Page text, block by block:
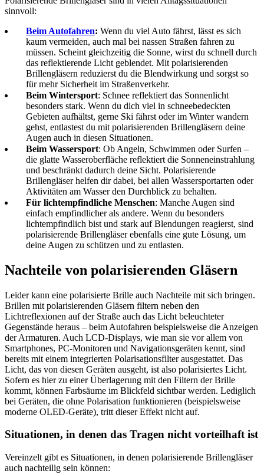
sinnvoll:
Beim Autofahren: Wenn du viel Auto fährst, lässt es sich
kaum vermeiden, auch mal bei nassen Straßen fahren zu
müssen. Scheint gleichzeitig die Sonne, wirst du schnell durch
das reflektierende Licht geblendet. Mit polarisierenden
Brillengläsern reduzierst du die Blendwirkung und sorgst so
für mehr Sicherheit im Straßenverkehr.
Beim Wintersport: Schnee reflektiert das Sonnenlicht
besonders stark. Wenn du dich viel in schneebedeckten
Gebieten aufhältst, gerne Ski fährst oder im Winter wandern
gehst, entlastest du mit polarisierenden Brillengläsern deine
Augen auch in diesen Situationen.
Beim Wassersport: Ob Angeln, Schwimmen oder Surfen –
die glatte Wasseroberfläche reflektiert die Sonneneinstrahlung
und beschränkt dadurch deine Sicht. Polarisierende
Brillengläser helfen dir dabei, bei allen Wassersportarten oder
Aktivitäten am Wasser den Durchblick zu behalten.
Für lichtempfindliche Menschen: Manche Augen sind
einfach empfindlicher als andere. Wenn du besonders
lichtempfindlich bist und stark auf Blendungen reagierst, sind
polarisierende Brillengläser ebenfalls eine gute Lösung, um
deine Augen zu schützen und zu entlasten.
Nachteile von polarisierenden Gläsern
Leider kann eine polarisierte Brille auch Nachteile mit sich bringen.
Brillen mit polarisierenden Gläsern filtern neben den
Lichtreflexionen auf der Straße auch das Licht beleuchteter
Gegenstände heraus – beim Autofahren beispielsweise die Anzeigen
der Armaturen. Auch LCD-Displays, wie man sie vor allem von
Smartphones, PC-Monitoren und Navigationsgeräten kennt, sind
bereits mit einem integrierten Polarisationsfilter ausgestattet. Das
Licht, das von diesen Geräten ausgeht, ist also polarisiertes Licht.
Sofern es hier zu einer Überlagerung mit den Filtern der Brille
kommt, können Farbsäume im Blickfeld sichtbar werden. Lediglich
bei Geräten, die ohne Polarisation funktionieren (beispielsweise
moderne OLED-Geräte), tritt dieser Effekt nicht auf.
Situationen, in denen das Tragen nicht vorteilhaft ist
Vereinzelt gibt es Situationen, in denen polarisierende Brillengläser
auch nachteilig sein können: